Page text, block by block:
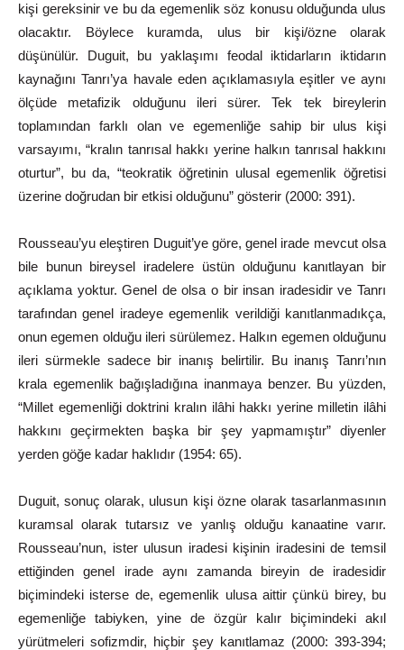
kişi gereksinir ve bu da egemenlik söz konusu olduğunda ulus
olacaktır. Böylece kuramda, ulus bir kişi/özne olarak
düşünülür. Duguit, bu yaklaşımı feodal iktidarların iktidarın
kaynağını Tanrı’ya havale eden açıklamasıyla eşitler ve aynı
ölçüde metafizik olduğunu
ileri sürer. Tek tek
bireylerin
toplamından farklı olan ve egemenliğe sahip bir ulus kişi
varsayımı, “kralın tanrısal hakkı yerine halkın tanrısal hakkını
oturtur”, bu da, “teokratik öğretinin ulusal egemenlik öğretisi
üzerine doğrudan bir etkisi olduğunu” gösterir (2000: 391).
Rousseau’yu eleştiren Duguit’ye göre, genel irade mevcut olsa
bile bunun bireysel iradelere üstün olduğunu kanıtlayan bir
açıklama yoktur. Genel de olsa o bir insan iradesidir ve Tanrı
tarafından genel iradeye egemenlik verildiği kanıtlanmadıkça,
onun egemen olduğu ileri sürülemez. Halkın egemen olduğunu
ileri sürmekle sadece bir inanış belirtilir. Bu inanış Tanrı’nın
krala egemenlik bağışladığına inanmaya benzer. Bu yüzden,
“Millet egemenliği doktrini kralın ilâhi hakkı yerine milletin ilâhi
hakkını geçirmekten başka bir şey yapmamıştır” diyenler
yerden göğe kadar haklıdır (1954: 65).
Duguit, sonuç olarak, ulusun kişi özne olarak tasarlanmasının
kuramsal olarak tutarsız ve yanlış olduğu kanaatine varır.
Rousseau’nun, ister ulusun iradesi kişinin iradesini de temsil
ettiğinden genel irade aynı zamanda bireyin de iradesidir
biçimindeki isterse de, egemenlik ulusa aittir çünkü birey, bu
egemenliğe tabiyken, yine de özgür kalır biçimindeki akıl
yürütmeleri sofizmdir, hiçbir şey kanıtlamaz (2000: 393-394;